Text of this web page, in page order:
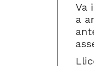
Va
a